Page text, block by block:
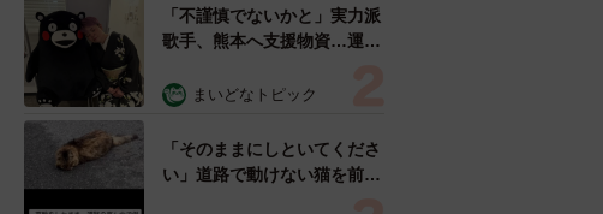
「不謹慎でないかと」実力派
歌手、熊本へ支援物資…運搬
めらい 「痛いほど伝わる」
まいどなトピック
「そのままにしといてくださ
い」道路で動けない猫を前に